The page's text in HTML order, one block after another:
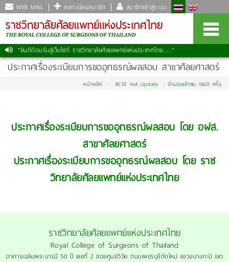
WEB MAIL ลงทะเบียนสมาชิก สมาชิกเข้าสู่ระบบ
"ยินดีต้อนรับสู่เว็บไซต์ ราชวิทยาลัยศัลยแพทย์แห่งประเทศไทย......."
ประกาศเรื่องระเบียบการขออุทธรณ์ผลสอบ สาขาศัลยศาสตร์
หน้าหลัก RCST Hot Update จำนวนเข้าชม 1420 ครั้ง
ประกาศเรื่องระเบียบการขออุทธรณ์ผลสอบ โดย อฝส.
สาขาศัลยศาสตร์
ประกาศเรื่องระเบียบการขออุทธรณ์ผลสอบ โดย ราช
วิทยาลัยศัลยแพทย์แห่งประเทศไทย
ราชวิทยาลัยศัลยแพทย์แห่งประเทศไทย
Royal College of Surgeons of Thailand
อาคารเฉลิมพระบารมี 50 ปี เลขที่ 2 ซอยศูนย์วิจัย ถนนเพชรบุรีตัดใหม่ แขวงบางกะปิ เขต